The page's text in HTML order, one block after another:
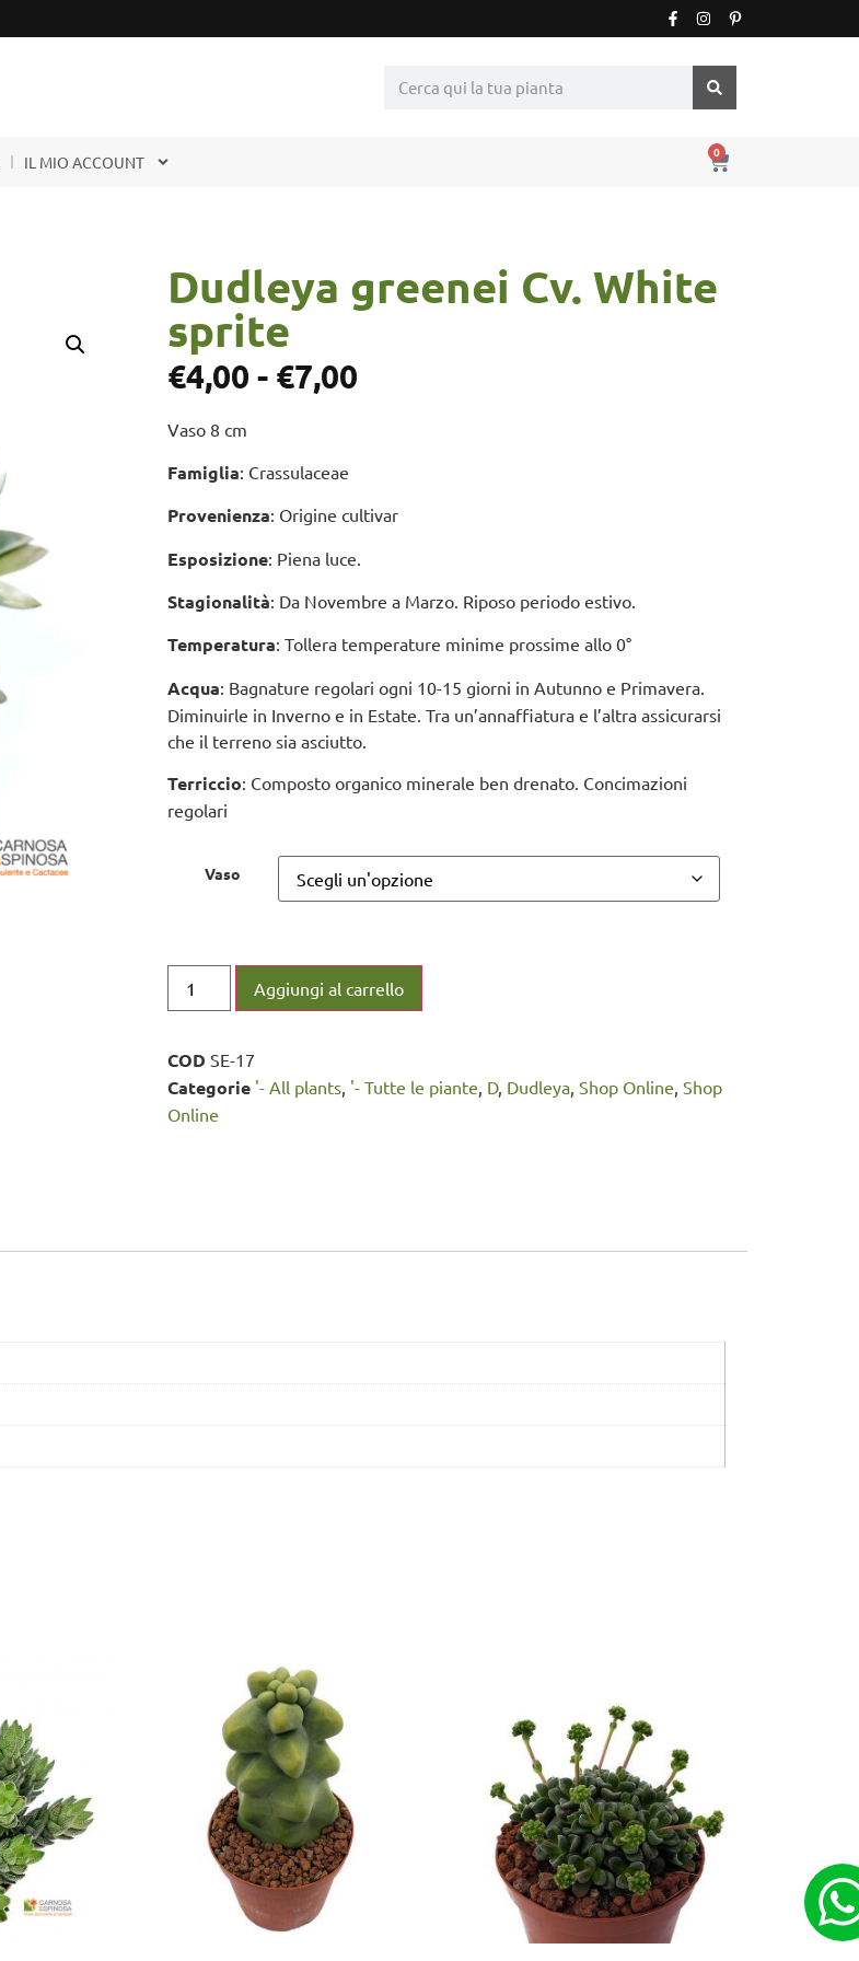
IL MIO ACCOUNT
0
Dudleya greenei Cv. White
sprite
€4,00 - €7,00
Vaso 8 cm
Famiglia: Crassulaceae
Provenienza: Origine cultivar
Esposizione: Piena luce.
Stagionalità: Da Novembre a Marzo. Riposo periodo estivo.
Temperatura: Tollera temperature minime prossime allo 0°
Acqua: Bagnature regolari ogni 10-15 giorni in Autunno e Primavera.
Diminuirle in Inverno e in Estate. Tra un’annaffiatura e l’altra assicurarsi
che il terreno sia asciutto.
Terriccio: Composto organico minerale ben drenato. Concimazioni
regolari
Vaso
Aggiungi al carrello
COD SE-17
Categorie '- All plants '- Tutte le piante D, Dudleya Shop Online Shop
Online